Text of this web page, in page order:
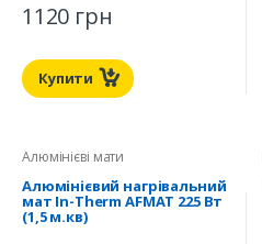
1120 грн
Купити
Алюмінієві мати
Алюмінієвий нагрівальний
мат In-Therm AFMAT 225 Вт
(1,5 м.кв)